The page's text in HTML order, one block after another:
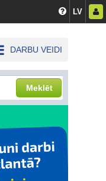
LV
DARBU VEIDI
Meklēt